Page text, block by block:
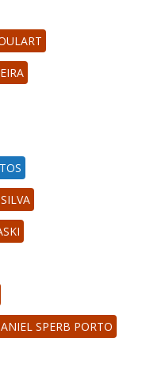
SPERB PORTO